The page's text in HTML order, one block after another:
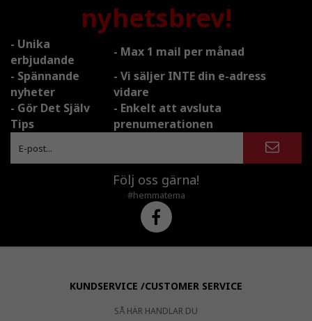
nyhetsbrev!
- Unika
erbjudande
- Max 1 mail per månad
- Spännande
nyheter
- Vi säljer INTE din e-adress
vidare
- Gör Det Själv
Tips
- Enkelt att avsluta
prenumerationen
Följ oss gärna!
#hemmatema
KUNDSERVICE /CUSTOMER SERVICE
SÅ HÄR HANDLAR DU